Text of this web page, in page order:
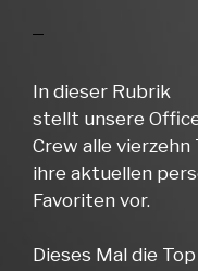
In dieser Rubrik
stellt unsere
Crew alle vierzehn
ihre aktuellen
Favoriten vor.
Dieses Mal die